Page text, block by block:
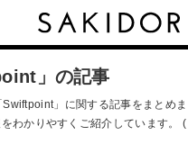
」の記事
」に関する記事をまとめ
わかりやすくご紹介しています。